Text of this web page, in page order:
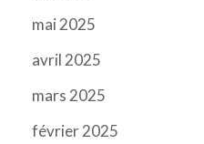
mai 2025
avril 2025
mars 2025
février 2025